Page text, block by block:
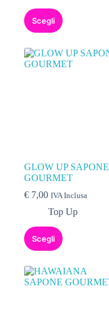
Scegli
GLOW UP SAPONE
GOURMET
€ 7,00 IVA Inclusa
Top Up
Scegli